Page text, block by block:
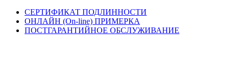
СЕРТИФИКАТ ПОДЛИННОСТИ
ОНЛАЙН (On-line) ПРИМЕРКА
ПОСТГАРАНТИЙНОЕ ОБСЛУЖИВАНИЕ